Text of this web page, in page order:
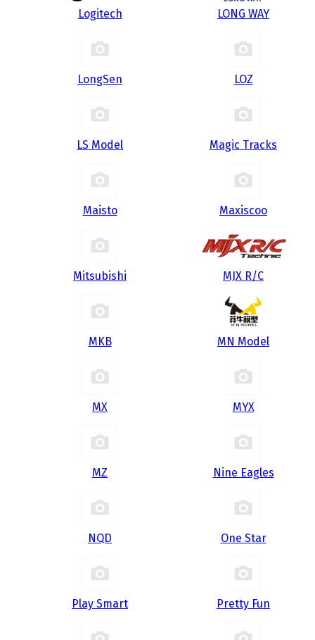
Logitech LONG WAY
LongSen LOZ
LS Model Magic Tracks
Maisto Maxiscoo
Mitsubishi MJX R/C
MKB MN Model
MX MYX
MZ Nine Eagles
NQD One Star
Play Smart Pretty Fun